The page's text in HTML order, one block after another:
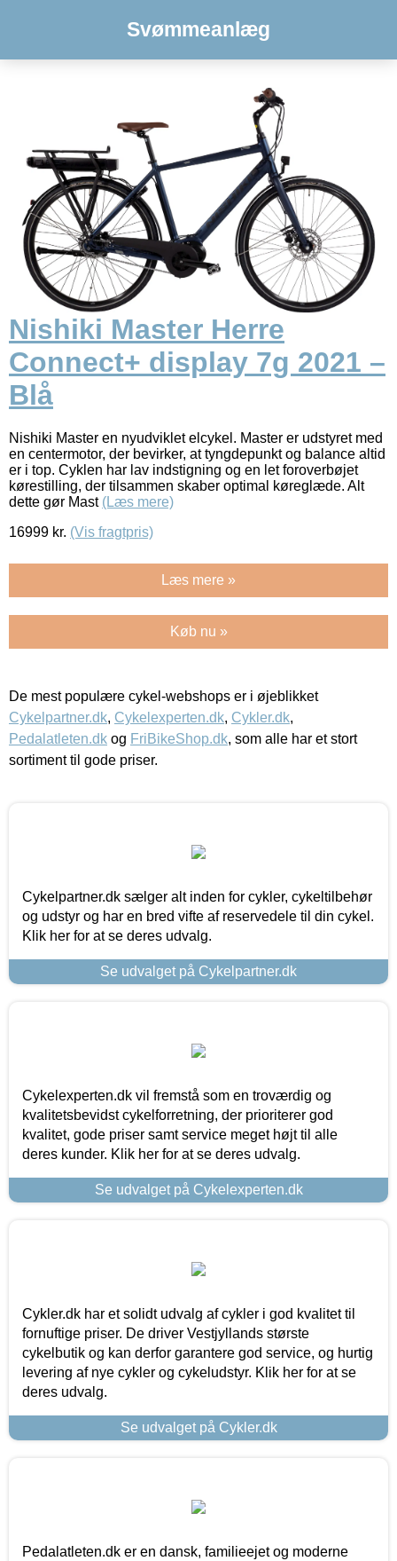
Svømmeanlæg
Nishiki Master Herre
Connect+ display 7g 2021 –
Blå
Nishiki Master en nyudviklet elcykel. Master er udstyret med
en centermotor, der bevirker, at tyngdepunkt og balance altid
er i top. Cyklen har lav indstigning og en let foroverbøjet
kørestilling, der tilsammen skaber optimal køreglæde. Alt
dette gør Mast (Læs mere)
16999 kr. (Vis fragtpris)
Læs mere »
Køb nu »
De mest populære cykel-webshops er i øjeblikket
Cykelpartner.dk, Cykelexperten.dk, Cykler.dk,
Pedalatleten.dk og FriBikeShop.dk, som alle har et stort
sortiment til gode priser.
Cykelpartner.dk sælger alt inden for cykler, cykeltilbehør
og udstyr og har en bred vifte af reservedele til din cykel.
Klik her for at se deres udvalg.
Se udvalget på Cykelpartner.dk
Cykelexperten.dk vil fremstå som en troværdig og
kvalitetsbevidst cykelforretning, der prioriterer god
kvalitet, gode priser samt service meget højt til alle
deres kunder. Klik her for at se deres udvalg.
Se udvalget på Cykelexperten.dk
Cykler.dk har et solidt udvalg af cykler i god kvalitet til
fornuftige priser. De driver Vestjyllands største
cykelbutik og kan derfor garantere god service, og hurtig
levering af nye cykler og cykeludstyr. Klik her for at se
deres udvalg.
Se udvalget på Cykler.dk
Pedalatleten.dk er en dansk, familieejet og moderne